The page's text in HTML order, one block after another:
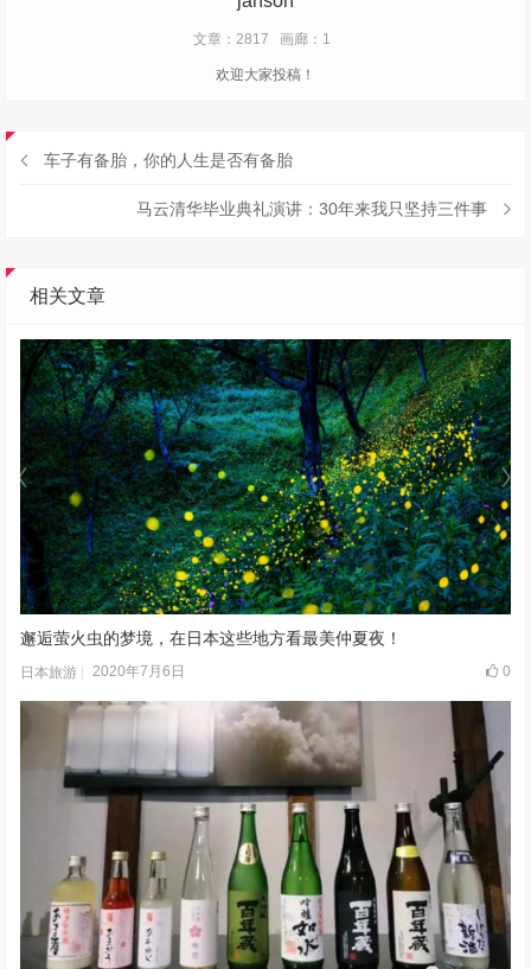
文章：2817 画廊：1
欢迎大家投稿！
车子有备胎，你的人生是否有备胎
马云清华毕业典礼演讲：30年来我只坚持三件事
相关文章
邂逅萤火虫的梦境，在日本这些地方看最美仲夏夜！
日本旅游 2020年7月6日 0